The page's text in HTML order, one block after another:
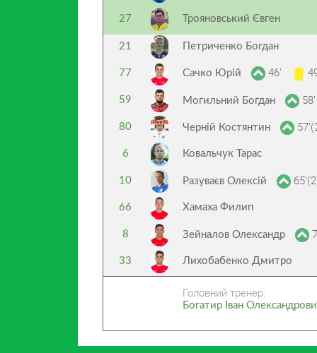
27 Трояновський Євген
21 Петриченко Богдан
77 Сачко Юрій 46’
59 Могильний Богдан 58’
80 Черній Костянтин
6 Ковальчук Тарас
10 Разуваєв Олексій
66 Хамаха Филип
8 Зейналов Олександр
33 Лихобабенко Дмитро
Головний тренер:
Богатир Іван